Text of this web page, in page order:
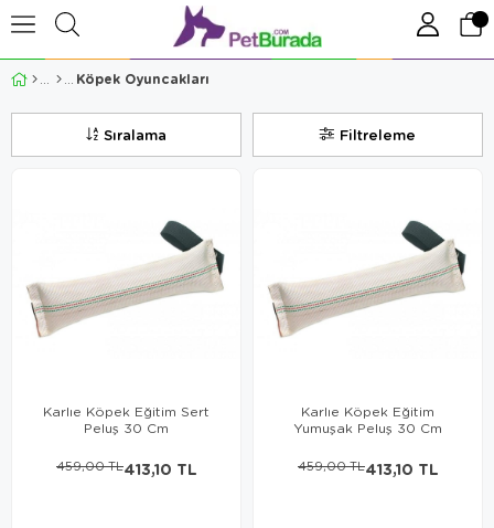
Köpek Oyuncakları
Filtreleme
Sıralama
Karlıe Köpek Eğitim Sert
Peluş 30 Cm
413,10 TL
459,00 TL
Karlıe Köpek Eğitim
Yumuşak Peluş 30 Cm
413,10 TL
459,00 TL